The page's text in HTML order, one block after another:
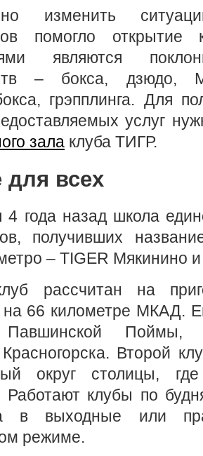
изменить
помогло открытие
являются
– бокса, дзюдо,
грэпплинга. Для
услуг
зала клуба ТИГР.
всех
4 года назад школа
получивших
– TIGER Мякинино
рассчитан на
на 66 километре МКАД.
Павшинской Поймы,
Второй
округ столицы,
Работают клубы по
в выходные или
режиме.